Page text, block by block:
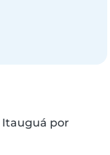
Itauguá por